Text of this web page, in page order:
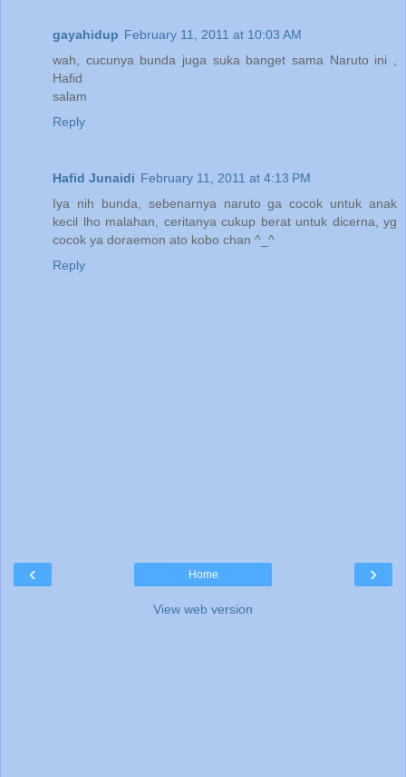
gayahidup February 11, 2011 at 10:03 AM
wah, cucunya bunda juga suka banget sama Naruto ini ,
Hafid
salam
Reply
Hafid Junaidi February 11, 2011 at 4:13 PM
Iya nih bunda, sebenarnya naruto ga cocok untuk anak
kecil lho malahan, ceritanya cukup berat untuk dicerna, yg
cocok ya doraemon ato kobo chan ^_^
Reply
‹ ›
Home
View web version